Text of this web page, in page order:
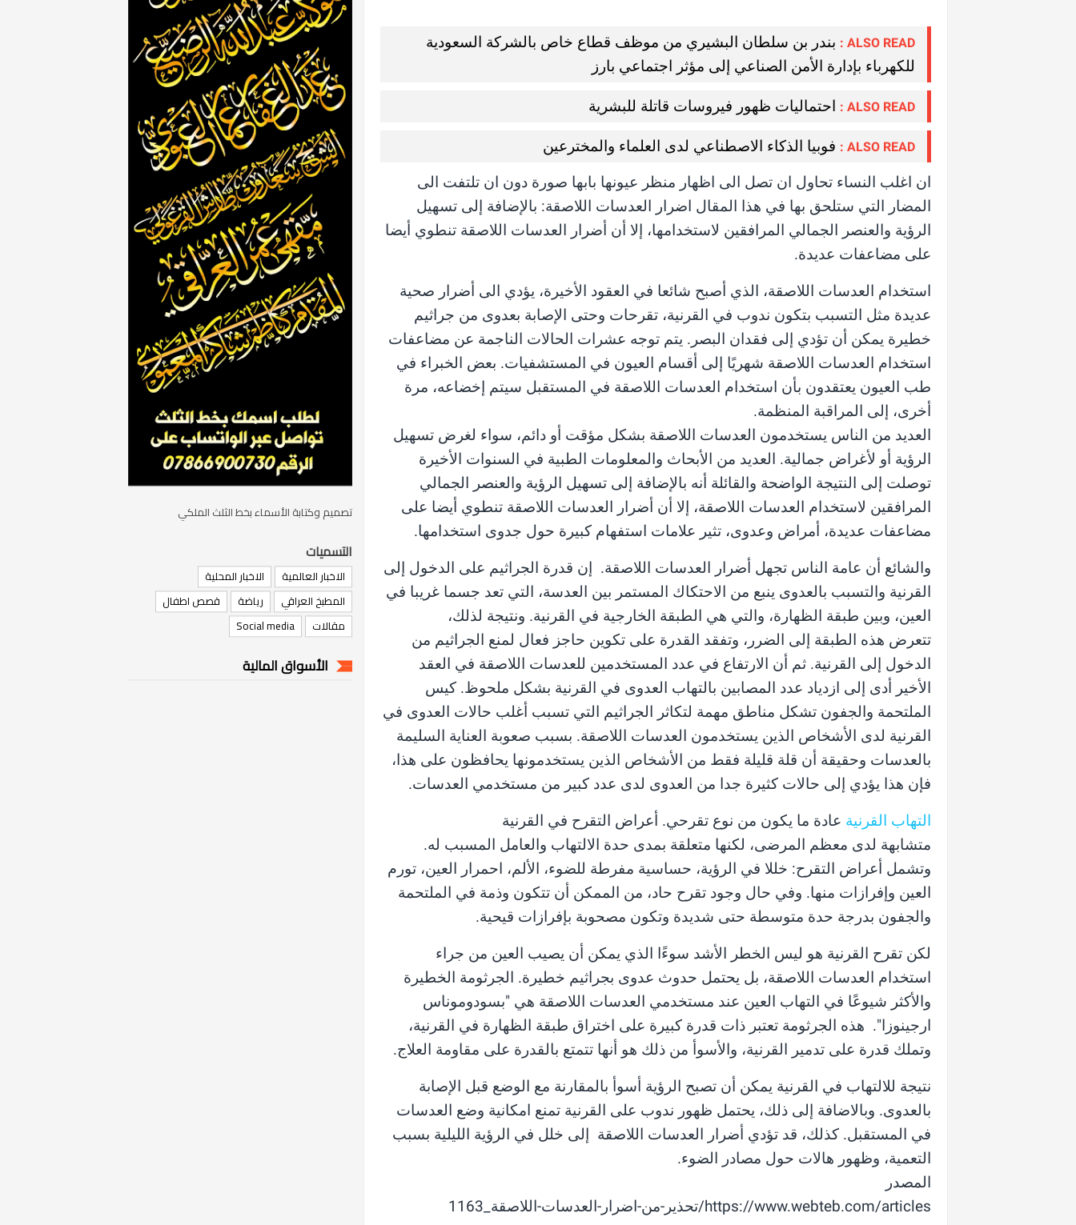
ALSO READ :
بندر بن سلطان البشيري من موظف قطاع خاص بالشركة السعودية
للكهرباء بإدارة الأمن الصناعي إلى مؤثر اجتماعي بارز
ALSO READ : احتماليات ظهور فيروسات قاتلة للبشرية
ALSO READ :
فوبيا الذكاء الاصطناعي لدى العلماء والمخترعين
ان اغلب النساء تحاول ان تصل الى اظهار منظر عيونها بابها صورة دون ان تلتفت الى
المضار التي ستلحق بها في هذا المقال اضرار العدسات اللاصقة: بالإضافة إلى تسهيل
الرؤية والعنصر الجمالي المرافقين لاستخدامها، إلا أن أضرار العدسات اللاصقة تنطوي أيضا
على مضاعفات عديدة.
استخدام العدسات اللاصقة، الذي أصبح شائعا في العقود الأخيرة، يؤدي الى أضرار صحية
عديدة مثل التسبب بتكون ندوب في القرنية، تقرحات وحتى الإصابة بعدوى من جراثيم
خطيرة يمكن أن تؤدي إلى فقدان البصر. يتم توجه عشرات الحالات الناجمة عن مضاعفات
استخدام العدسات اللاصقة شهريًا إلى أقسام العيون في المستشفيات. بعض الخبراء في
طب العيون يعتقدون بأن استخدام العدسات اللاصقة في المستقبل سيتم إخضاعه، مرة
أخرى، إلى المراقبة المنظمة.
العديد من الناس يستخدمون العدسات اللاصقة بشكل مؤقت أو دائم، سواء لغرض تسهيل
الرؤية أو لأغراض جمالية. العديد من الأبحاث والمعلومات الطبية في السنوات الأخيرة
توصلت إلى النتيجة الواضحة والقائلة أنه بالإضافة إلى تسهيل الرؤية والعنصر الجمالي
المرافقين لاستخدام العدسات اللاصقة، إلا أن أضرار العدسات اللاصقة تنطوي أيضا على
مضاعفات عديدة، أمراض وعدوى، تثير علامات استفهام كبيرة حول جدوى استخدامها.
والشائع أن عامة الناس تجهل أضرار العدسات اللاصقة. إن قدرة الجراثيم على الدخول إلى
القرنية والتسبب بالعدوى ينبع من الاحتكاك المستمر بين العدسة، التي تعد جسما غريبا في
العين، وبين طبقة الظهارة، والتي هي الطبقة الخارجية في القرنية. ونتيجة لذلك،
تتعرض هذه الطبقة إلى الضرر، وتفقد القدرة على تكوين حاجز فعال لمنع الجراثيم من
الدخول إلى القرنية. ثم أن الارتفاع في عدد المستخدمين للعدسات اللاصقة في العقد
الأخير أدى إلى ازدياد عدد المصابين بالتهاب العدوى في القرنية بشكل ملحوظ. كيس
الملتحمة والجفون تشكل مناطق مهمة لتكاثر الجراثيم التي تسبب أغلب حالات العدوى في
القرنية لدى الأشخاص الذين يستخدمون العدسات اللاصقة. بسبب صعوبة العناية السليمة
بالعدسات وحقيقة أن قلة قليلة فقط من الأشخاص الذين يستخدمونها يحافظون على هذا،
فإن هذا يؤدي إلى حالات كثيرة جدا من العدوى لدى عدد كبير من مستخدمي العدسات.
التهاب القرنية عادة ما يكون من نوع تقرحي. أعراض التقرح في القرنية
متشابهة لدى معظم المرضى، لكنها متعلقة بمدى حدة الالتهاب والعامل المسبب له.
وتشمل أعراض التقرح: خللا في الرؤية، حساسية مفرطة للضوء، الألم، احمرار العين، تورم
العين وإفرازات منها. وفي حال وجود تقرح حاد، من الممكن أن تتكون وذمة في الملتحمة
والجفون بدرجة حدة متوسطة حتى شديدة وتكون مصحوبة بإفرازات قيحية.
لكن تقرح القرنية هو ليس الخطر الأشد سوءًا الذي يمكن أن يصيب العين من جراء
استخدام العدسات اللاصقة، بل يحتمل حدوث عدوى بجراثيم خطيرة. الجرثومة الخطيرة
والأكثر شيوعًا في التهاب العين عند مستخدمي العدسات اللاصقة هي "بسودوموناس
ارجينوزا". هذه الجرثومة تعتبر ذات قدرة كبيرة على اختراق طبقة الظهارة في القرنية،
وتملك قدرة على تدمير القرنية، والأسوأ من ذلك هو أنها تتمتع بالقدرة على مقاومة العلاج.
نتيجة للالتهاب في القرنية يمكن أن تصبح الرؤية أسوأ بالمقارنة مع الوضع قبل الإصابة
بالعدوى. وبالاضافة إلى ذلك، يحتمل ظهور ندوب على القرنية تمنع امكانية وضع العدسات
في المستقبل. كذلك، قد تؤدي أضرار العدسات اللاصقة إلى خلل في الرؤية الليلية بسبب
التعمية، وظهور هالات حول مصادر الضوء.
المصدر
https://www.webteb.com/articles/تحذير-من-اضرار-العدسات-اللاصقة_1163
تصميم وكتابة الأسماء بخط الثلث الملكي
التسميات
الاخبار العالمية
الاخبار المحلية
المطبخ العراقي
رياضة
قصص اطفال
مقالات
Social media
الأسواق المالية